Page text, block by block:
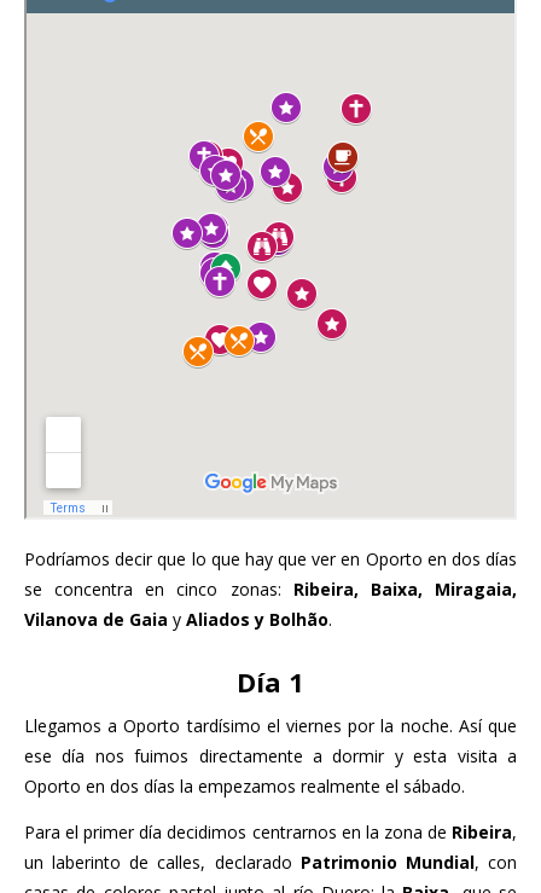
Podríamos decir que lo que hay que ver en Oporto en dos días
se concentra en cinco zonas: Ribeira, Baixa, Miragaia,
Vilanova de Gaia y Aliados y Bolhão.
Día 1
Llegamos a Oporto tardísimo el viernes por la noche. Así que
ese día nos fuimos directamente a dormir y esta visita a
Oporto en dos días la empezamos realmente el sábado.
Para el primer día decidimos centrarnos en la zona de Ribeira,
un laberinto de calles, declarado Patrimonio Mundial, con